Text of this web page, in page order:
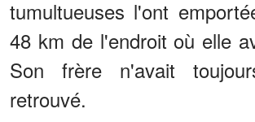
tumultueuses l'ont
48 km de l'endroit où elle
Son frère n'avait
retrouvé.